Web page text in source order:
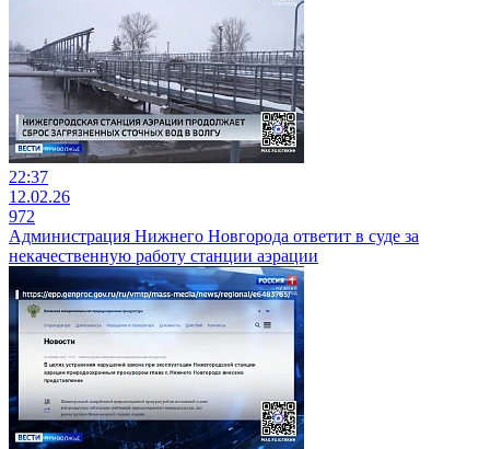
22:37
12.02.26
972
Администрация Нижнего Новгорода ответит в суде за
некачественную работу станции аэрации